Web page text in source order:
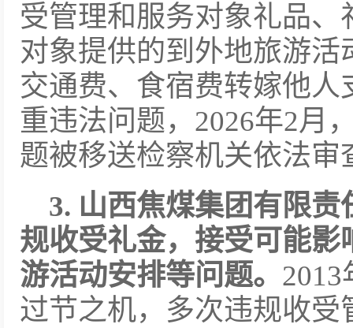
受管理和服务对象礼品
对象提供的到外地旅游
交通费、食宿费转嫁他
重违法问题，2026年2月
题被移送检察机关依法审
3. 山西焦煤集团有限
规收受礼金，接受可能
游活动安排等问题。
过节之机，多次违规收